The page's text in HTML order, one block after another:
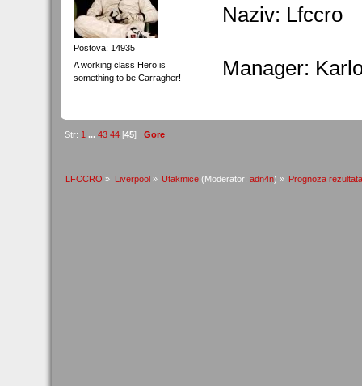
Postova: 14935
A working class Hero is
something to be Carragher!
Naziv: Lfccro
Manager:
Str: 1 ...43 44 [45]Gore
LFCCRO » Liverpool» Utakmice(Moderator: adn4n) » Prognoza